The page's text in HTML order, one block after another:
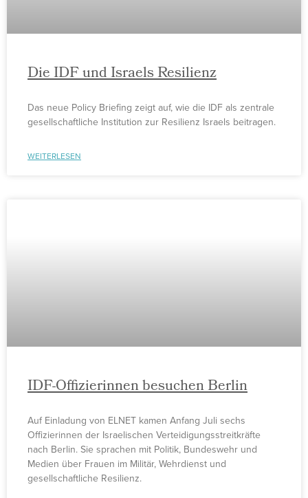
Die IDF und Israels Resilienz
Das neue Policy Briefing zeigt auf, wie die IDF als zentrale
gesellschaftliche Institution zur Resilienz Israels beitragen.
WEITERLESEN
IDF-Offizierinnen besuchen Berlin
Auf Einladung von ELNET kamen Anfang Juli sechs
Offizierinnen der Israelischen Verteidigungsstreitkräfte
nach Berlin. Sie sprachen mit Politik, Bundeswehr und
Medien über Frauen im Militär, Wehrdienst und
gesellschaftliche Resilienz.